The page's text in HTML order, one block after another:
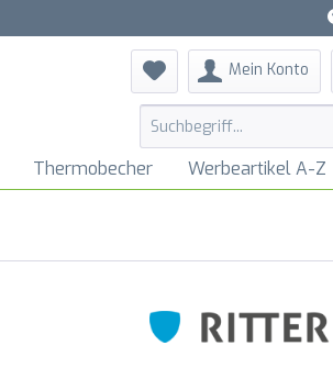
Mein Konto
Thermobecher Werbeartikel A-Z